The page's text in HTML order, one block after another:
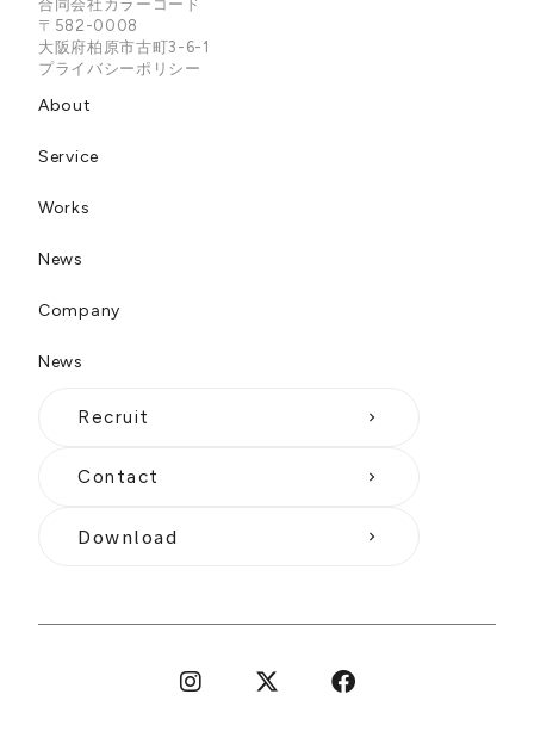
合同会社カラーコード
〒582-0008
大阪府柏原市古町3-6-1
プライバシーポリシー
About
Service
Works
News
Company
News
Recruit keyboard_arrow_right
Contact keyboard_arrow_right
Download keyboard_arrow_right